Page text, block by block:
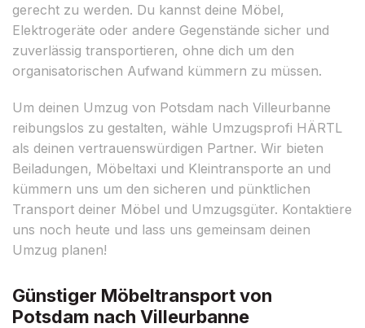
gerecht zu werden. Du kannst deine Möbel,
Elektrogeräte oder andere Gegenstände sicher und
zuverlässig transportieren, ohne dich um den
organisatorischen Aufwand kümmern zu müssen.
Um deinen Umzug von Potsdam nach Villeurbanne
reibungslos zu gestalten, wähle Umzugsprofi HÄRTL
als deinen vertrauenswürdigen Partner. Wir bieten
Beiladungen, Möbeltaxi und Kleintransporte an und
kümmern uns um den sicheren und pünktlichen
Transport deiner Möbel und Umzugsgüter. Kontaktiere
uns noch heute und lass uns gemeinsam deinen
Umzug planen!
Günstiger Möbeltransport von
Potsdam nach Villeurbanne